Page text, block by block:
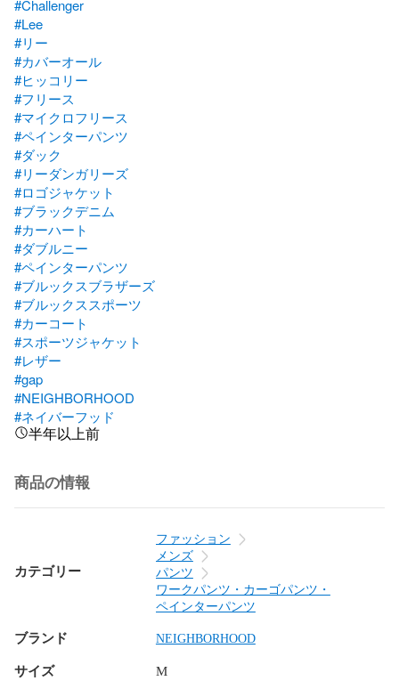
#Challenger
#Lee
#リー
#カバーオール
#ヒッコリー
#フリース
#マイクロフリース
#ペインターパンツ
#ダック
#リーダンガリーズ
#ロゴジャケット
#ブラックデニム
#カーハート
#ダブルニー
#ペインターパンツ
#ブルックスブラザーズ
#ブルックススポーツ
#カーコート
#スポーツジャケット
#レザー
#gap
#NEIGHBORHOOD
#ネイバーフッド
半年以上前
商品の情報
カテゴリー
ファッション
メンズ
パンツ
ワークパンツ・カーゴパンツ・
ペインターパンツ
ブランド NEIGHBORHOOD
サイズ M